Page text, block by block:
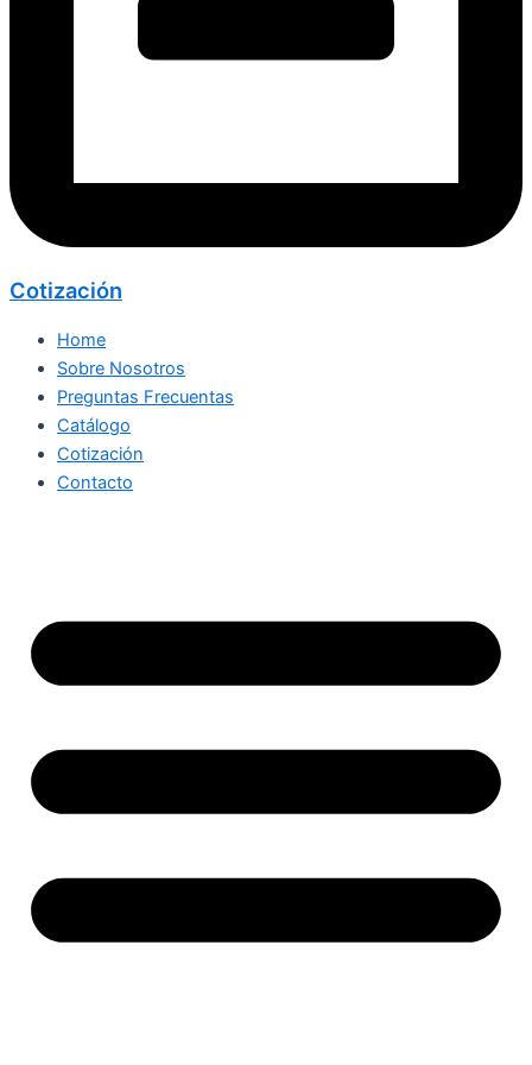
Cotización
Home
Sobre Nosotros
Preguntas Frecuentas
Catálogo
Cotización
Contacto